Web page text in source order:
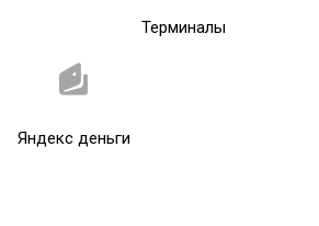
Терминалы
Яндекс деньги